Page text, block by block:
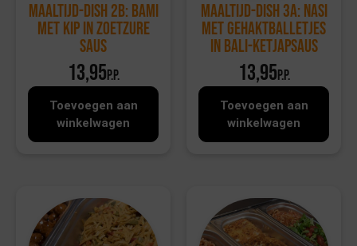
Maaltijd-dish 2b: Bami
met kip in zoetzure
saus
13,95p.p.
Toevoegen aan
winkelwagen
Maaltijd-dish 3a: Nasi
met gehaktballetjes
in bali-ketjapsaus
13,95p.p.
Toevoegen aan
winkelwagen